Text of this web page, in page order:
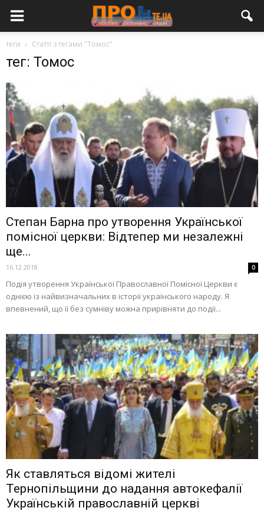
теги Статті з тегами "Томос"
тег: Томос
Степан Барна про утворення Української
помісної церкви: Відтепер ми незалежні
ще...
16.12.2018 0
Подія утворення Української Православної Помісної Церкви є
однією із найвизначальних в історії українського народу. Я
впевнений, що її без сумніву можна прирівняти до події...
Як ставляться відомі жителі
Тернопільщини до надання автокефалії
Українській православній церкві